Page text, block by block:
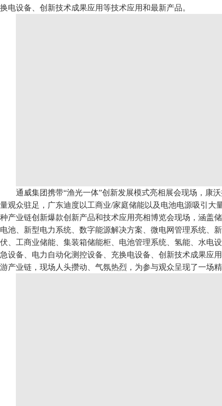
换电设备、创新技术成果应用等技术应用和最新产品。
通威集团携带“渔光一体”创新发展模式亮相展会现场，康
量观众驻足，广东迪度以工商业/家庭储能以及电池电源吸引大
种产业链创新爆款创新产品和技术应用亮相博览会现场，涵盖
电池、新型电力系统、数字能源解决方案、微电网管理系统、
伏、工商业储能、集装箱储能柜、电池管理系统、氢能、水电
急设备、电力自动化测控设备、充换电设备、创新技术成果应
游产业链，现场人头攒动、气氛热烈，为参与观众呈现了一场